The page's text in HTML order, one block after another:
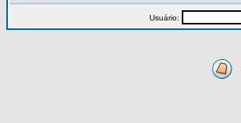
Usuário: